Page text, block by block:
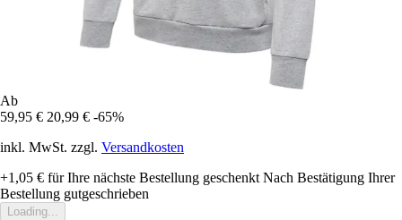
Ab
59,95 € 20,99 € -65%
inkl. MwSt. zzgl. Versandkosten
+1,05 € für Ihre nächste Bestellung geschenkt Nach Bestätigung Ihrer
Bestellung gutgeschrieben
Loading...